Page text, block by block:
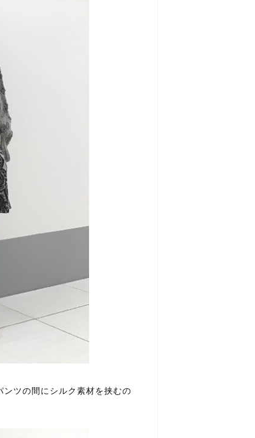
ツの間にシルク素材を挟むの